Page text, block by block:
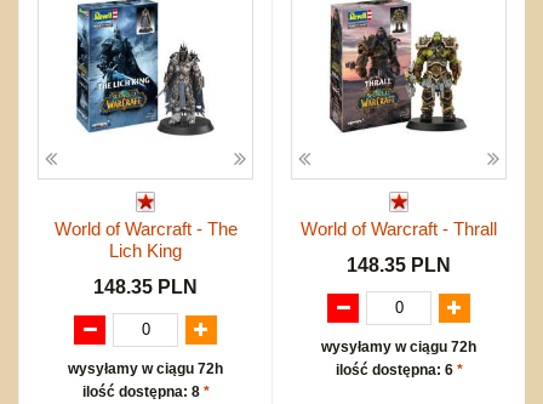
World of Warcraft - The
Lich King
148.35 PLN
wysyłamy w ciągu 72h
ilość dostępna: 8 *
World of Warcraft - Thrall
148.35 PLN
wysyłamy w ciągu 72h
ilość dostępna: 6 *